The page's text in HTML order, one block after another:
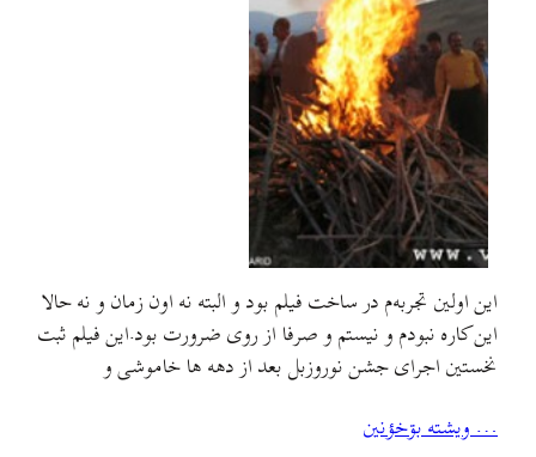
این اولین تجربه‌م در ساخت فیلم بود و البته نه اون زمان و نه حالا
این کاره نبودم و نیستم و صرفا از روی ضرورت بود.این فیلم ثبت
نخستین اجرای جشن نوروزبل بعد از دهه ها خاموشی و
چهار نفره (امین حسن پور، نیما فرید…
… ويشته بۊخؤنين